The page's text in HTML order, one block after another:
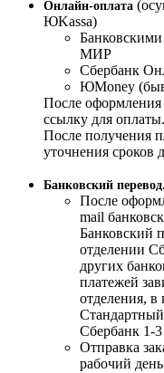
Онлайн-оплата
ЮKassa)
МИР
Сбербанк
ЮMoney
После
ссылку для
После получения
уточнения сроков
Банковский перевод.
После
mail
Банковский
отделении
других
платежей
отделения, в
Стандартный
Сбербанк 1-
Отправка
рабочий